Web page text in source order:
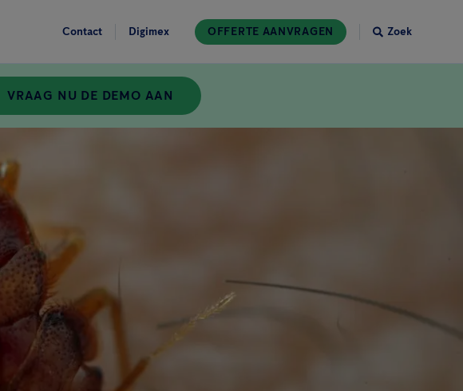
Contact Digimex OFFERTE AANVRAGEN Zoek
VRAAG NU DE DEMO AAN